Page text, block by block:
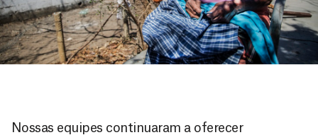
Nossas equipes continuaram a oferecer